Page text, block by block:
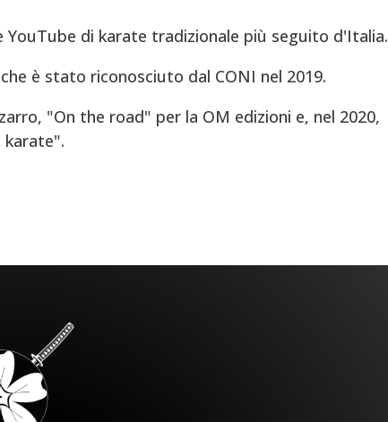
YouTube di karate tradizionale più seguito d'Italia.
è stato riconosciuto dal CONI nel 2019.
"On the road" per la OM edizioni e, nel 2020,
karate".